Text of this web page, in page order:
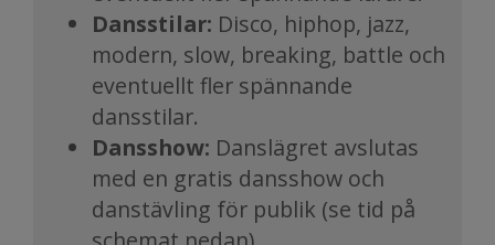
Dansstilar: Disco, hiphop, jazz,
modern, slow, breaking, battle och
eventuellt fler spännande
dansstilar.
Dansshow: Danslägret avslutas
med en gratis dansshow och
danstävling för publik (se tid på